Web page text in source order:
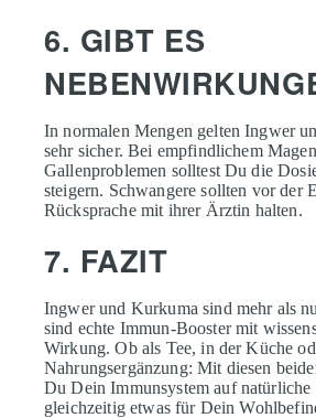
6. GIBT ES
In normalen Mengen gelten Ingwer
sehr sicher. Bei empfindlichem
Gallenproblemen solltest Du die
steigern. Schwangere sollten vor der
Rücksprache mit ihrer Ärztin halten.
7. FAZIT
Ingwer und Kurkuma sind mehr als
sind echte Immun-Booster mit
Wirkung. Ob als Tee, in der Küche
Nahrungsergänzung: Mit diesen
Du Dein Immunsystem auf natürliche
gleichzeitig etwas für Dein